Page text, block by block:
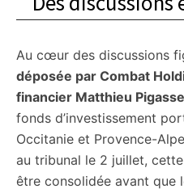
Au cœur des discussions
déposée par Combat
financier Matthieu Pigasse
fonds d’investissement
Occitanie et Provence-
au tribunal le 2 juillet,
être consolidée avant que